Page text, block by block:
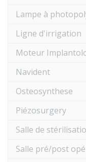
Lampe à
Ligne d'irrigation
Moteur
Navident
Osteosynthese
Piézosurgery
Salle de
Salle pré/post